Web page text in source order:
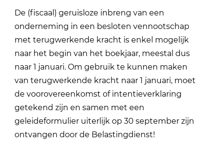
De (fiscaal) geruisloze inbreng van een
onderneming in een besloten vennootschap
met terugwerkende kracht is enkel mogelijk
naar het begin van het boekjaar, meestal dus
naar 1 januari. Om gebruik te kunnen maken
van terugwerkende kracht naar 1 januari, moet
de voorovereenkomst of intentieverklaring
getekend zijn en samen met een
geleideformulier uiterlijk op 30 september zijn
ontvangen door de Belastingdienst!